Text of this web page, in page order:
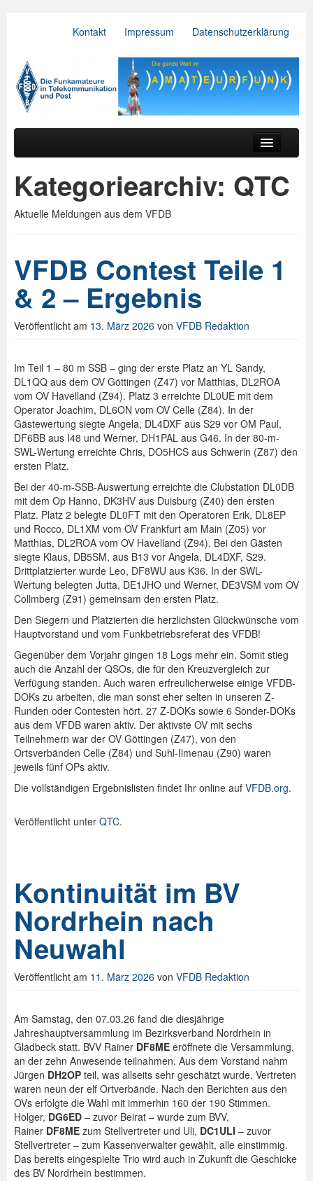
Kontakt Impressum Datenschutzerklärung
VFDB e.V.
Hauptmenü
Der Verein
Referate
Relais
Downloads
Spenden
Login
Kategoriearchiv: QTC
Aktuelle Meldungen aus dem VFDB
VFDB Contest Teile 1
& 2 – Ergebnis
Veröffentlicht am 13. März 2026 von VFDB Redaktion
Im Teil 1 – 80 m SSB – ging der erste Platz an YL Sandy,
DL1QQ aus dem OV Göttingen (Z47) vor Matthias, DL2ROA
vom OV Havelland (Z94). Platz 3 erreichte DL0UE mit dem
Operator Joachim, DL6ON vom OV Celle (Z84). In der
Gästewertung siegte Angela, DL4DXF aus S29 vor OM Paul,
DF6BB aus I48 und Werner, DH1PAL aus G46. In der 80-m-
SWL-Wertung erreichte Chris, DO5HCS aus Schwerin (Z87) den
ersten Platz.
Bei der 40-m-SSB-Auswertung erreichte die Clubstation DL0DB
mit dem Op Hanno, DK3HV aus Duisburg (Z40) den ersten
Platz. Platz 2 belegte DL0FT mit den Operatoren Erik, DL8EP
und Rocco, DL1XM vom OV Frankfurt am Main (Z05) vor
Matthias, DL2ROA vom OV Havelland (Z94). Bei den Gästen
siegte Klaus, DB5SM, aus B13 vor Angela, DL4DXF, S29.
Drittplatzierter wurde Leo, DF8WU aus K36. In der SWL-
Wertung belegten Jutta, DE1JHO und Werner, DE3VSM vom OV
Collmberg (Z91) gemeinsam den ersten Platz.
Den Siegern und Platzierten die herzlichsten Glückwünsche vom
Hauptvorstand und vom Funkbetriebsreferat des VFDB!
Gegenüber dem Vorjahr gingen 18 Logs mehr ein. Somit stieg
auch die Anzahl der QSOs, die für den Kreuzvergleich zur
Verfügung standen. Auch waren erfreulicherweise einige VFDB-
DOKs zu arbeiten, die man sonst eher selten in unseren Z-
Runden oder Contesten hört. 27 Z-DOKs sowie 6 Sonder-DOKs
aus dem VFDB waren aktiv. Der aktivste OV mit sechs
Teilnehmern war der OV Göttingen (Z47), von den
Ortsverbänden Celle (Z84) und Suhl-Ilmenau (Z90) waren
jeweils fünf OPs aktiv.
Die vollständigen Ergebnislisten findet Ihr online auf VFDB.org.
Veröffentlicht unter QTC.
Kontinuität im BV
Nordrhein nach
Neuwahl
Veröffentlicht am 11. März 2026 von VFDB Redaktion
Am Samstag, den 07.03.26 fand die diesjährige
Jahreshauptversammlung im Bezirksverband Nordrhein in
Gladbeck statt. BVV Rainer DF8ME eröffnete die Versammlung,
an der zehn Anwesende teilnahmen. Aus dem Vorstand nahm
Jürgen DH2OP teil, was allseits sehr geschätzt wurde. Vertreten
waren neun der elf Ortverbände. Nach den Berichten aus den
OVs erfolgte die Wahl mit immerhin 160 der 190 Stimmen.
Holger, DG6ED – zuvor Beirat – wurde zum BVV,
Rainer DF8ME zum Stellvertreter und Uli, DC1ULI – zuvor
Stellvertreter – zum Kassenverwalter gewählt, alle einstimmig.
Das bereits eingespielte Trio wird auch in Zukunft die Geschicke
des BV Nordrhein bestimmen.